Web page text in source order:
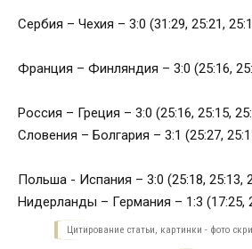
Сербия – Чехия – 3:0 (31:29, 25:21,
Франция – Финляндия – 3:0 (25:16,
Россия – Греция – 3:0 (25:16, 25:15,
Словения – Болгария – 3:1 (25:27,
Польша - Испания – 3:0 (25:18, 25:13,
Нидерланды – Германия – 1:3 (17:25,
Цитирование статьи, картинки - фото